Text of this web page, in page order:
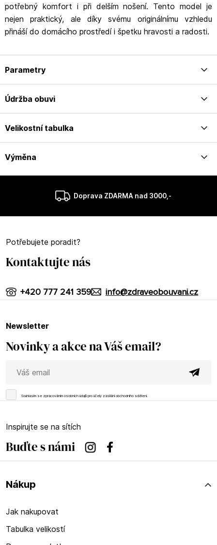
potřebný komfort i při delším nošení. Tento model je
nejen praktický, ale díky svému originálnímu vzhledu
přináší do domácího prostředí i špetku hravosti a radosti.
Parametry
Údržba obuvi
Velikostní tabulka
Výměna
Doprava ZDARMA nad 3000,-
Potřebujete poradit?
Kontaktujte nás
info@zdraveobouvani.cz
+420 777 241 359
newsletter
Novinky a akce na Váš email?
Souhlasím se zpracováním osobních údajů pro účely zasílání obchodního sdělení.
Inspirujte se na sítích
Buďte s námi InstagramFacebook
Nákup
Jak nakupovat
Tabulka velikostí